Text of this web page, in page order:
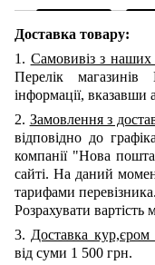
Доставка товару:
1. Самовивіз з
Перелік
інформації, вказавши
2. Замовлення з
відповідно до
компанії "Нова
сайті. На даний
тарифами перевізника.
Розрахувати вартість
3. Доставка кур,єром
від суми 1 500 грн.